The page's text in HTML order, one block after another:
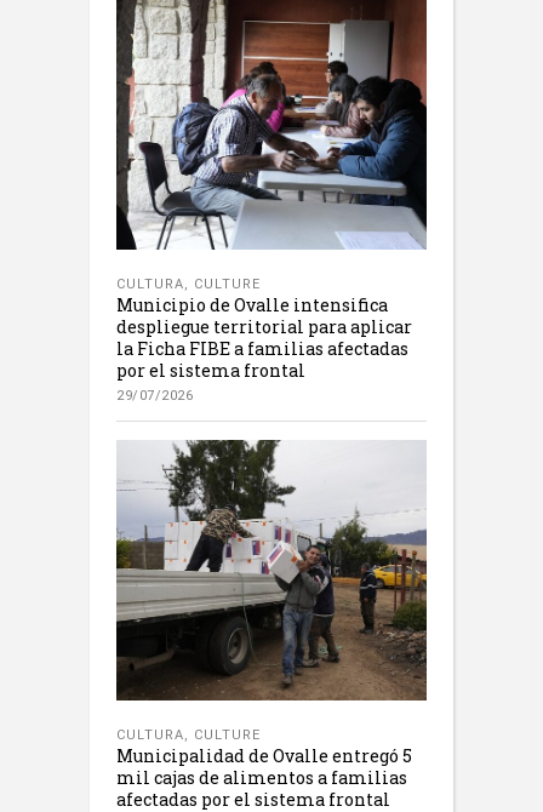
CULTURA, CULTURE
Municipio de Ovalle intensifica
despliegue territorial para aplicar
la Ficha FIBE a familias afectadas
por el sistema frontal
29/07/2026
CULTURA, CULTURE
Municipalidad de Ovalle entregó 5
mil cajas de alimentos a familias
afectadas por el sistema frontal